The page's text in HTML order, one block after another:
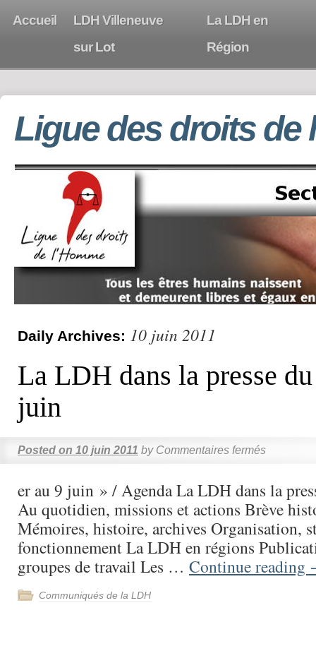
Accueil
LDH Villeneuve
sur Lot
La LDH en
Région
Ligue des droits de
Daily Archives: 10 juin 2011
La LDH dans la presse
juin
Posted on 10 juin 2011 by Commentaires fermés
er au 9 juin » / Agenda La LDH dans la
Au quotidien, missions et actions Brève
Mémoires, histoire, archives Organisation,
fonctionnement La LDH en régions
groupes de travail Les … Continue reading
Communiqués de la LDH